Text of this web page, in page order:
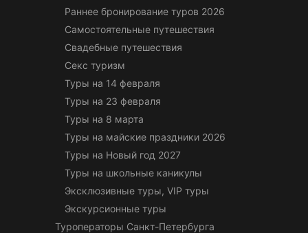
Раннее бронирование туров 2026
Самостоятельные путешествия
Свадебные путешествия
Секс туризм
Туры на 14 февраля
Туры на 23 февраля
Туры на 8 марта
Туры на майские праздники 2026
Туры на Новый год 2027
Туры на школьные каникулы
Эксклюзивные туры, VIP туры
Экскурсионные туры
Туроператоры Санкт-Петербурга